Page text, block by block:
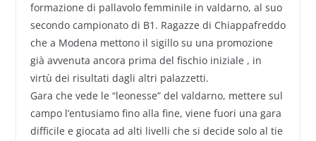
formazione di pallavolo femminile in valdarno, al suo
secondo campionato di B1. Ragazze di Chiappafreddo
che a Modena mettono il sigillo su una promozione
già avvenuta ancora prima del fischio iniziale , in
virtù dei risultati dagli altri palazzetti.
Gara che vede le “leonesse” del valdarno, mettere sul
campo l’entusiamo fino alla fine, viene fuori una gara
difficile e giocata ad alti livelli che si decide solo al tie